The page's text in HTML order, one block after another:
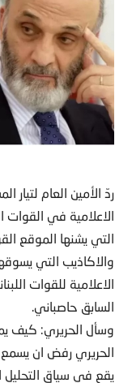
ردّ الأمين العام لتيار
الاعلامية في القوات
التي يشنها الموقع
والاكاذيب التي
الاعلامية للقوات
السابق حاصباني.
وسأل الحريري: كيف
الحريري رفض ان يسمع
يقع في سياق